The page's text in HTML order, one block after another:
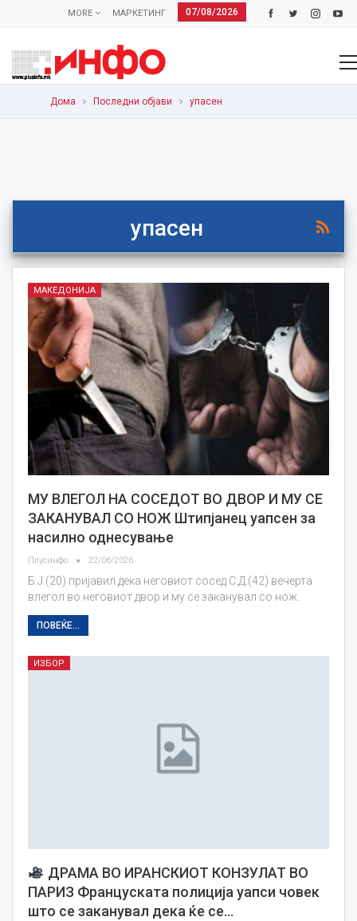
07/08/2026
МАРКЕТИНГ
MORE
Дома Последни објави упасен
упасен
МАКЕДОНИЈА
МУ ВЛЕГОЛ НА СОСЕДОТ ВО ДВОР И МУ СЕ
ЗАКАНУВАЛ СО НОЖ Штипјанец уапсен за
насилно однесување
Плусинфо 22/06/2026
Б.Ј.(20) пријавил дека неговиот сосед С.Д.(42) вечерта
влегол во неговиот двор и му се заканувал со нож.
ПОВЕЌЕ...
ИЗБОР
ДРАМА ВО ИРАНСКИОТ КОНЗУЛАТ ВО
ПАРИЗ Француската полиција уапси човек
што се заканувал дека ќе се…